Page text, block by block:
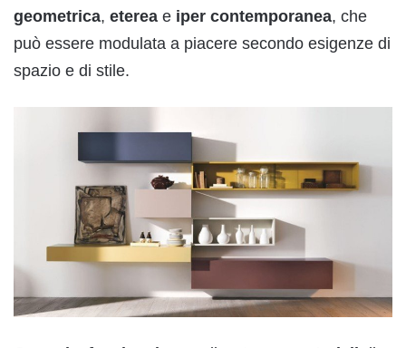
geometrica, eterea e iper contemporanea, che
può essere modulata a piacere secondo esigenze di
spazio e di stile.